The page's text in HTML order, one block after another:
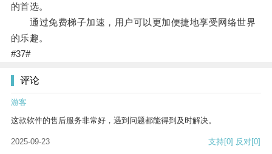
的首选。
通过免费梯子加速，用户可以更加便捷地享受网络世界
的乐趣。
#37#
评论
游客
这款软件的售后服务非常好，遇到问题都能得到及时解决。
2025-09-23 支持[0] 反对[0]